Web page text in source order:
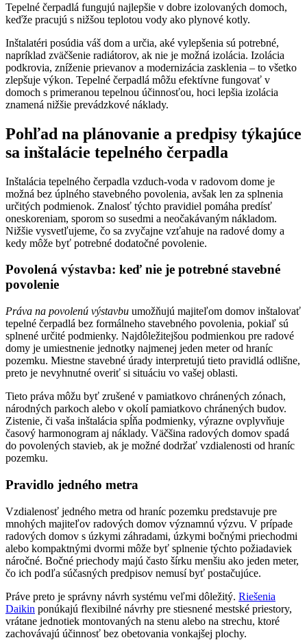
Tepelné čerpadlá fungujú najlepšie v dobre izolovaných domoch,
keďže pracujú s nižšou teplotou vody ako plynové kotly.
Inštalatéri posúdia váš dom a určia, aké vylepšenia sú potrebné,
napríklad zväčšenie radiátorov, ak nie je možná izolácia. Izolácia
podkrovia, zníženie prievanov a modernizácia zasklenia – to všetko
zlepšuje výkon. Tepelné čerpadlá môžu efektívne fungovať v
domoch s primeranou tepelnou účinnosťou, hoci lepšia izolácia
znamená nižšie prevádzkové náklady.
Pohľad na plánovanie a predpisy týkajúce
sa inštalácie tepelného čerpadla
Inštalácia tepelného čerpadla vzduch-voda v radovom dome je
možná bez úplného stavebného povolenia, avšak len za splnenia
určitých podmienok. Znalosť týchto pravidiel pomáha predísť
oneskoreniam, sporom so susedmi a neočakávaným nákladom.
Nižšie vysvetľujeme, čo sa zvyčajne vzťahuje na radové domy a
kedy môže byť potrebné dodatočné povolenie.
Povolená výstavba: keď nie je potrebné stavebné
povolenie
Práva na povolenú výstavbu umožňujú majiteľom domov inštalovať
tepelné čerpadlá bez formálneho stavebného povolenia, pokiaľ sú
splnené určité podmienky. Najdôležitejšou podmienkou pre radové
domy je umiestnenie jednotky najmenej jeden meter od hraníc
pozemku. Miestne stavebné úrady interpretujú tieto pravidlá odlišne,
preto je nevyhnutné overiť si situáciu vo vašej oblasti.
Tieto práva môžu byť zrušené v pamiatkovo chránených zónach,
národných parkoch alebo v okolí pamiatkovo chránených budov.
Zistenie, či vaša inštalácia spĺňa podmienky, výrazne ovplyvňuje
časový harmonogram aj náklady. Väčšina radových domov spadá
do povolených stavieb, ak je možné dodržať vzdialenosti od hraníc
pozemku.
Pravidlo jedného metra
Vzdialenosť jedného metra od hraníc pozemku predstavuje pre
mnohých majiteľov radových domov významnú výzvu. V prípade
radových domov s úzkymi záhradami, úzkymi bočnými priechodmi
alebo kompaktnými dvormi môže byť splnenie týchto požiadaviek
náročné. Bočné priechody majú často šírku menšiu ako jeden meter,
čo ich podľa súčasných predpisov nemusí byť postačujúce.
Práve preto je správny návrh systému veľmi dôležitý. Riešenia
Daikin ponúkajú flexibilné návrhy pre stiesnené mestské priestory,
vrátane jednotiek montovaných na stenu alebo na strechu, ktoré
zachovávajú účinnosť bez obetovania vonkajšej plochy.